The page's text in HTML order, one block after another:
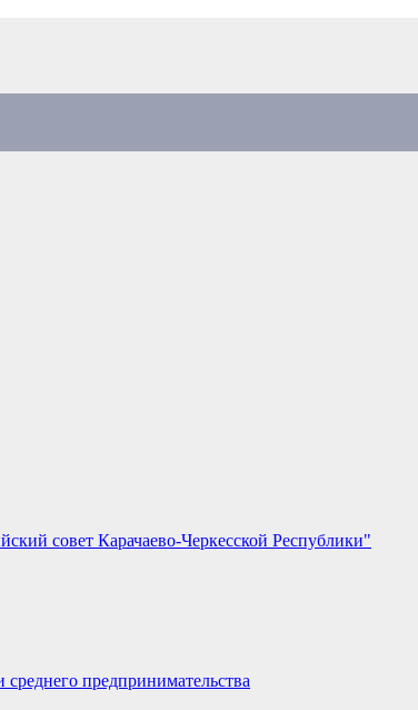
совет Карачаево-Черкесской Республики"
среднего предпринимательства